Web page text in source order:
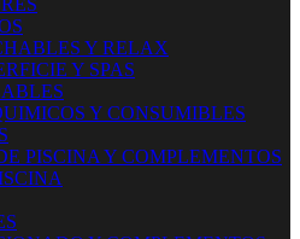
Y RELAX
Y SPAS
Y CONSUMIBLES
PISCINA Y COMPLEMENTOS